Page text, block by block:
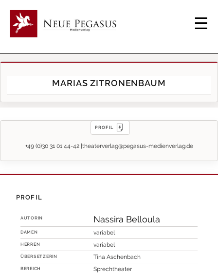
MARIAS ZITRONENBAUM
PROFIL
+49 (0)30 31 01 44-42 |theaterverlag@pegasus-medienverlag.de
PROFIL
AUTORIN Nassira Belloula
DAMEN variabel
HERREN variabel
ÜBERSETZERIN Tina Aschenbach
BEREICH Sprechtheater